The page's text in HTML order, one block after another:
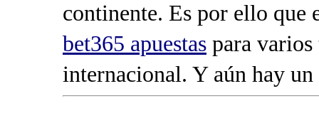
continente. Es por ello que
bet365 apuestas para varios
internacional. Y aún hay